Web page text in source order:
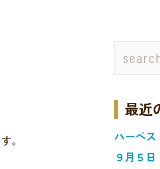
。
最近
ハーベス
９月５